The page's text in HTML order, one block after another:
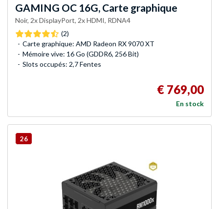
GAMING OC 16G, Carte graphique
Noir, 2x DisplayPort, 2x HDMI, RDNA4
(2)
Carte graphique: AMD Radeon RX 9070 XT
Mémoire vive: 16 Go (GDDR6, 256 Bit)
Slots occupés: 2,7 Fentes
€ 769,00
En stock
26